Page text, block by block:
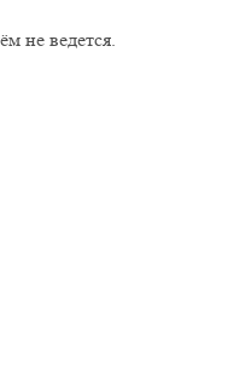
не ведется.